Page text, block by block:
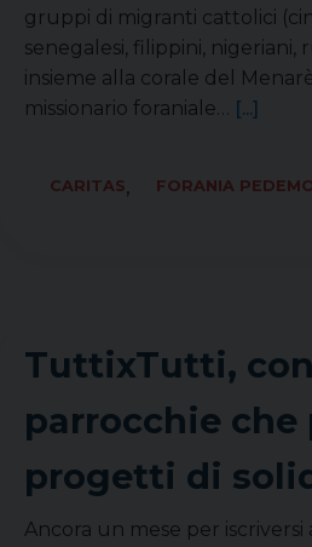
gruppi di migranti cattolici
senegalesi, filippini, nigeriani,
insieme alla corale del
missionario foraniale… [...]
CARITAS, FORANIA
TuttixTutti,
parrocchie che
progetti di
Ancora un mese per iscriversi